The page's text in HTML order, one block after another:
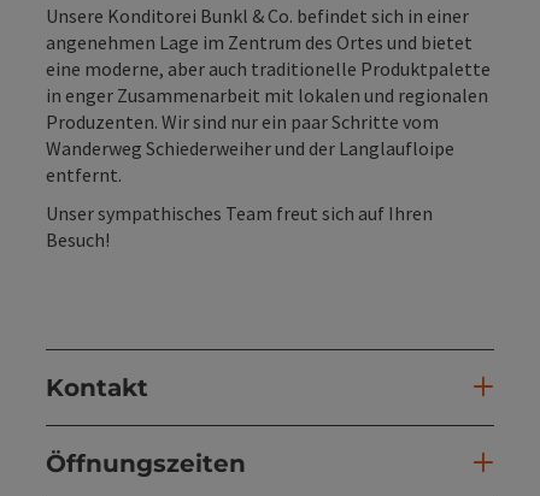
Unsere Konditorei Bunkl & Co. befindet sich in einer
angenehmen Lage im Zentrum des Ortes und bietet
eine moderne, aber auch traditionelle Produktpalette
in enger Zusammenarbeit mit lokalen und regionalen
Produzenten. Wir sind nur ein paar Schritte vom
Wanderweg Schiederweiher und der Langlaufloipe
entfernt.
Unser sympathisches Team freut sich auf Ihren
Besuch!
Kontakt
Öffnungszeiten